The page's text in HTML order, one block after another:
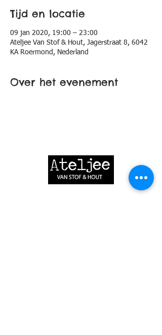
Tijd en locatie
09 jan 2020, 19:00 – 23:00
Ateljee Van Stof & Hout, Jagerstraat 8, 6042
KA Roermond, Nederland
Over het evenement